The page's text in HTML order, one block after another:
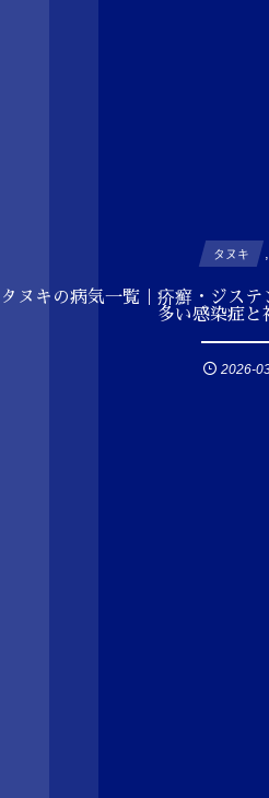
タヌキ ,
タヌキの病気一覧｜疥癬・ジス
多い感染症と
2026-